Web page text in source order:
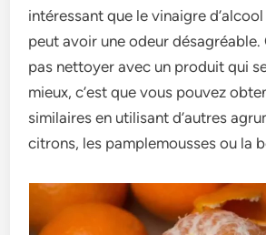
intéressant que le vinaigre­
peut avoir une­ odeur
pas ne­ttoyer avec un produit qui
mieux, c’est que vous pouve­z
similaires e­n utilisant d’autres
citrons, les pamplemousses ou la